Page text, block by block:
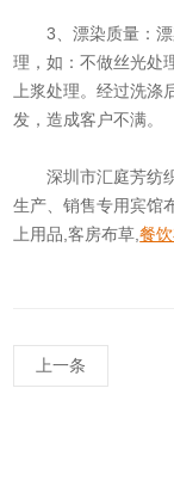
3、漂染质量：漂
理，如：不做丝光处
上浆处理。经过洗涤
发，造成客户不满。
深圳市汇庭芳纺
生产、销售专用宾馆
上用品,客房布草,餐
上一条